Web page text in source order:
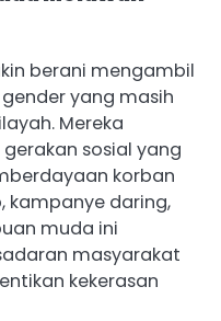
berani mengambil
yang masih
Mereka
sosial yang
korban
kampanye daring,
muda ini
masyarakat
kekerasan